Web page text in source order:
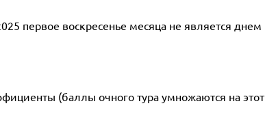
первое воскресенье месяца не является днем
(баллы очного тура умножаются на этот